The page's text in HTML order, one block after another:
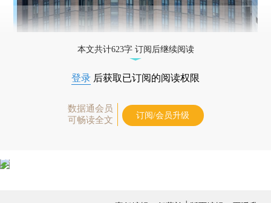
本文共计623字 订阅后继续阅读
登录 后获取已订阅的阅读权限
数据通会员
可畅读全文
订阅/会员升级